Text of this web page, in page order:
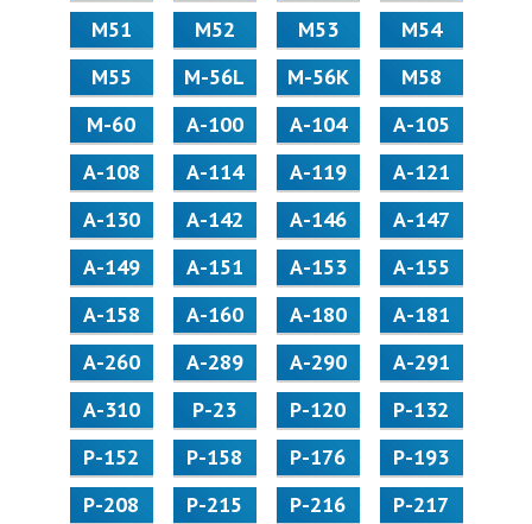
М51
М52 М53
М54
М55
M-56L M-56K
М58
M-60
А-100 А-104
А-105
А-108
А-114 А-119
А-121
А-130
А-142 А-146
А-147
А-149
А-151 А-153
А-155
А-158
А-160 А-180
А-181
А-260
А-289 А-290
А-291
А-310
Р-23 Р-120
Р-132
Р-152
Р-158 Р-176
Р-193
Р-208
Р-215 Р-216
Р-217